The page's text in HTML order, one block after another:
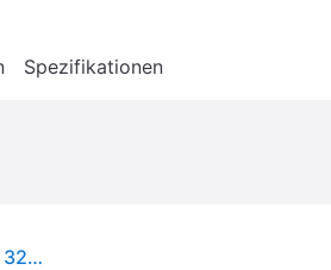
Spezifikationen
ECD Germany Aufblasbares Stand Up Paddle Board Makani, 320x80x15 cm, Orange, PVC, bis 120 kg, Pumpe Tragetasche Zubehör